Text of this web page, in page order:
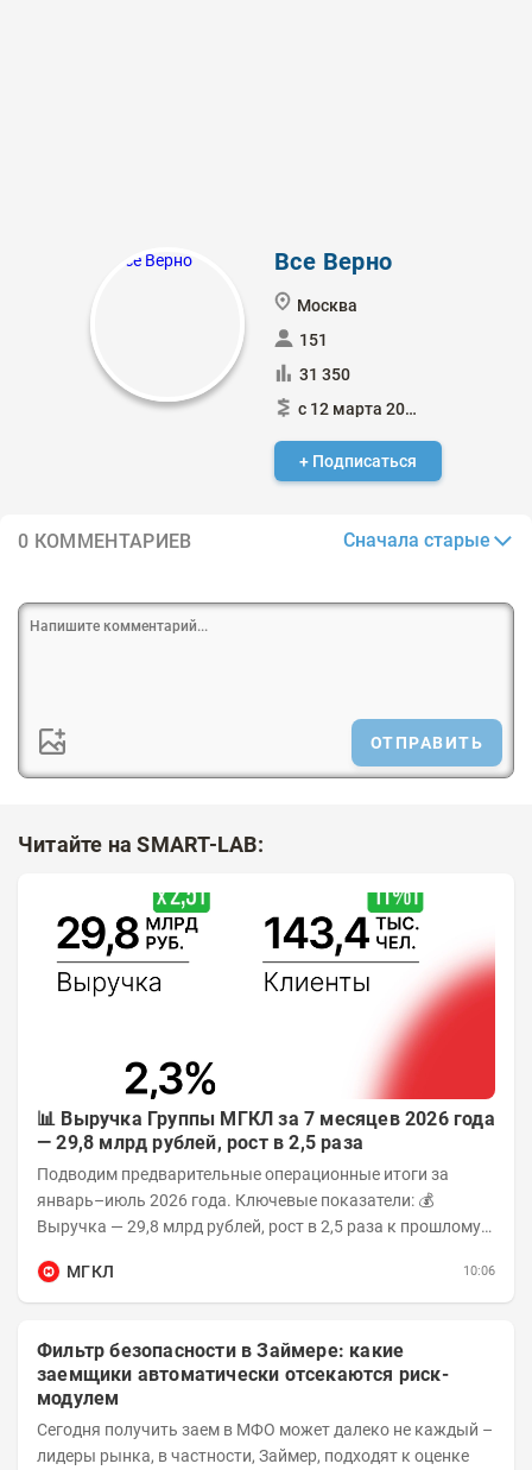
Все Верно
Москва
151
31 350
с 12 марта 2018
+ Подписаться
0 КОММЕНТАРИЕВ Сначала старые
ОТПРАВИТЬ
Читайте на SMART-LAB:
📊 Выручка Группы МГКЛ за 7 месяцев 2026 года
— 29,8 млрд рублей, рост в 2,5 раза
Подводим предварительные операционные итоги за
январь–июль 2026 года. Ключевые показатели: 💰
Выручка — 29,8 млрд рублей, рост в 2,5 раза к прошлому
МГКЛ
10:06
Фильтр безопасности в Займере: какие
заемщики автоматически отсекаются риск-
модулем
Сегодня получить заем в МФО может далеко не каждый –
лидеры рынка, в частности, Займер, подходят к оценке